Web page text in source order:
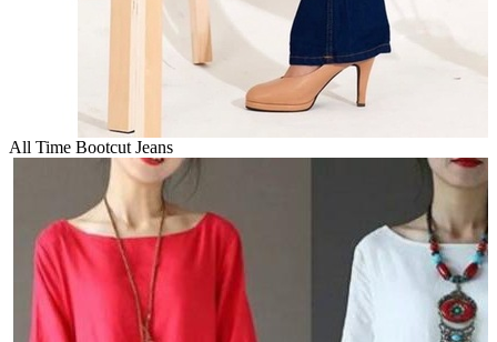
All Time Bootcut Jeans